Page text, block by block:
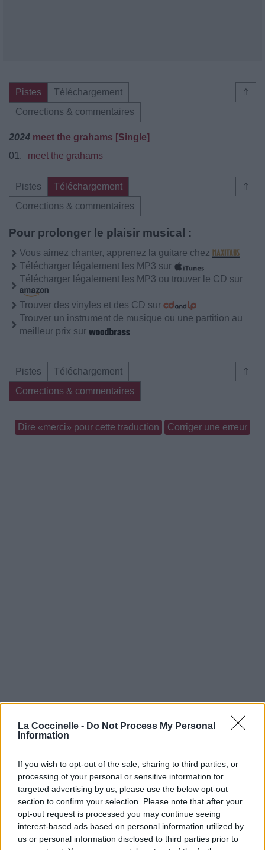
La Coccinelle - Do Not Process My Personal
Information
If you wish to opt-out of the sale, sharing to third parties, or
processing of your personal or sensitive information for
targeted advertising by us, please use the below opt-out
section to confirm your selection. Please note that after your
opt-out request is processed you may continue seeing
interest-based ads based on personal information utilized by
us or personal information disclosed to third parties prior to
⇑
Pistes
Téléchargement
Corrections & commentaires
2024 ​meet the grahams [Single]
01.
​meet the grahams
⇑
Pistes
Téléchargement
Corrections & commentaires
Pour prolonger le plaisir musical :
Vous aimez chanter, apprenez la guitare chez
Télécharger légalement les MP3 sur
Télécharger légalement les MP3 ou trouver le CD sur
Trouver des vinyles et des CD sur
Trouver un instrument de musique ou une partition au
meilleur prix sur
⇑
Pistes
Téléchargement
Corrections & commentaires
Dire «merci» pour cette traduction Corriger une erreur